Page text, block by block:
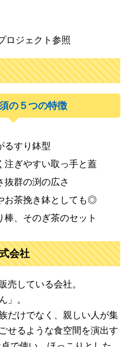
ロジェクト参照
の５つの特徴
るすり鉢型
注ぎやすい取っ手と蓋
抜群の渕の広さ
お茶挽き鉢としても◎
、そのぎ茶のセット
会社
売している会社。
」。
だけでなく、親しい人が集
せるような食空間を演出す